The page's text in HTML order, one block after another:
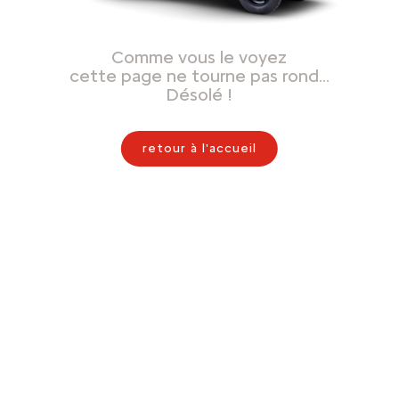
Comme vous le voyez
cette page ne tourne pas rond…
Désolé !
retour à l'accueil